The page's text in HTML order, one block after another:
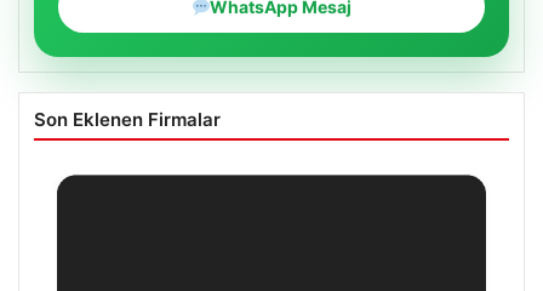
WhatsApp Mesaj
Son Eklenen Firmalar